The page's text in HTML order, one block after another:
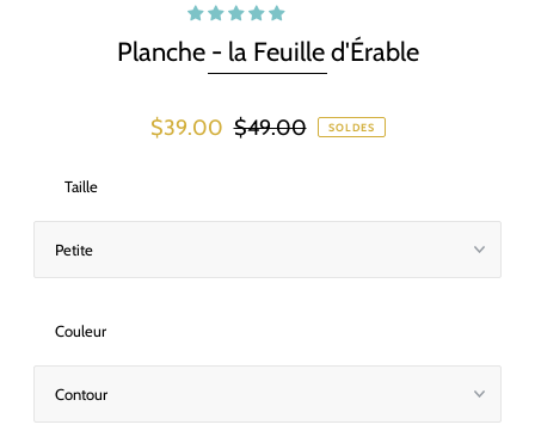
Planche - la Feuille d'Érable
$39.00 $49.00 SOLDES
Taille
Couleur